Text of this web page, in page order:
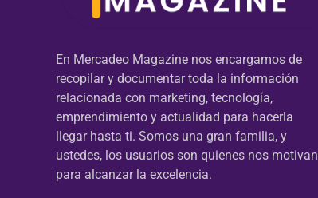
En Mercadeo Magazine nos encargamos de
recopilar y documentar toda la información
relacionada con marketing, tecnología,
emprendimiento y actualidad para hacerla
llegar hasta ti. Somos una gran familia, y
ustedes, los usuarios son quienes nos motivan
para alcanzar la excelencia.